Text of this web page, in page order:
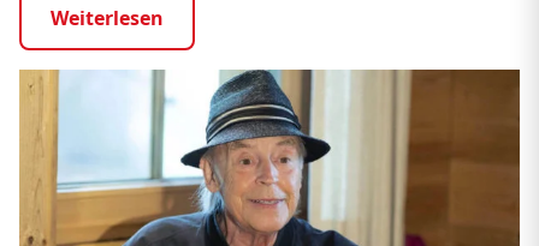
Weiterlesen